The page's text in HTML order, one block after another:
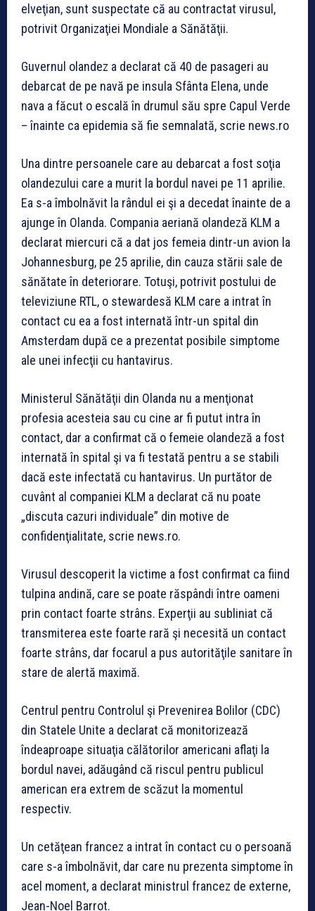
elveţian, sunt suspectate că au contractat virusul,
potrivit Organizaţiei Mondiale a Sănătăţii.
Guvernul olandez a declarat că 40 de pasageri au
debarcat de pe navă pe insula Sfânta Elena, unde
nava a făcut o escală în drumul său spre Capul Verde
– înainte ca epidemia să fie semnalată, scrie news.ro
Una dintre persoanele care au debarcat a fost soţia
olandezului care a murit la bordul navei pe 11 aprilie.
Ea s-a îmbolnăvit la rândul ei şi a decedat înainte de a
ajunge în Olanda. Compania aeriană olandeză KLM a
declarat miercuri că a dat jos femeia dintr-un avion la
Johannesburg, pe 25 aprilie, din cauza stării sale de
sănătate în deteriorare. Totuşi, potrivit postului de
televiziune RTL, o stewardesă KLM care a intrat în
contact cu ea a fost internată într-un spital din
Amsterdam după ce a prezentat posibile simptome
ale unei infecţii cu hantavirus.
Ministerul Sănătăţii din Olanda nu a menţionat
profesia acesteia sau cu cine ar fi putut intra în
contact, dar a confirmat că o femeie olandeză a fost
internată în spital şi va fi testată pentru a se stabili
dacă este infectată cu hantavirus. Un purtător de
cuvânt al companiei KLM a declarat că nu poate
„discuta cazuri individuale” din motive de
confidenţialitate, scrie news.ro.
Virusul descoperit la victime a fost confirmat ca fiind
tulpina andină, care se poate răspândi între oameni
prin contact foarte strâns. Experţii au subliniat că
transmiterea este foarte rară şi necesită un contact
foarte strâns, dar focarul a pus autorităţile sanitare în
stare de alertă maximă.
Centrul pentru Controlul şi Prevenirea Bolilor (CDC)
din Statele Unite a declarat că monitorizează
îndeaproape situaţia călătorilor americani aflaţi la
bordul navei, adăugând că riscul pentru publicul
american era extrem de scăzut la momentul
respectiv.
Un cetăţean francez a intrat în contact cu o persoană
care s-a îmbolnăvit, dar care nu prezenta simptome în
acel moment, a declarat ministrul francez de externe,
Jean-Noel Barrot.